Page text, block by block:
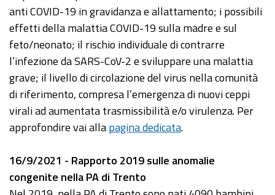
anti COVID-19 in gravidanza e allattamento; i possibili
effetti della malattia COVID-19 sulla madre e sul
feto/neonato; il rischio individuale di contrarre
l’infezione da SARS-CoV-2 e sviluppare una malattia
grave; il livello di circolazione del virus nella comunità
di riferimento, compresa l’emergenza di nuovi ceppi
virali ad aumentata trasmissibilità e/o virulenza. Per
approfondire vai allapagina dedicata.
16/9/2021 - Rapporto 2019 sulle anomalie
congenite nella PA di Trento